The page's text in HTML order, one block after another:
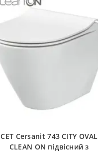
CET Cersanit 743 CITY OVAL
CLEAN ON підвісний з